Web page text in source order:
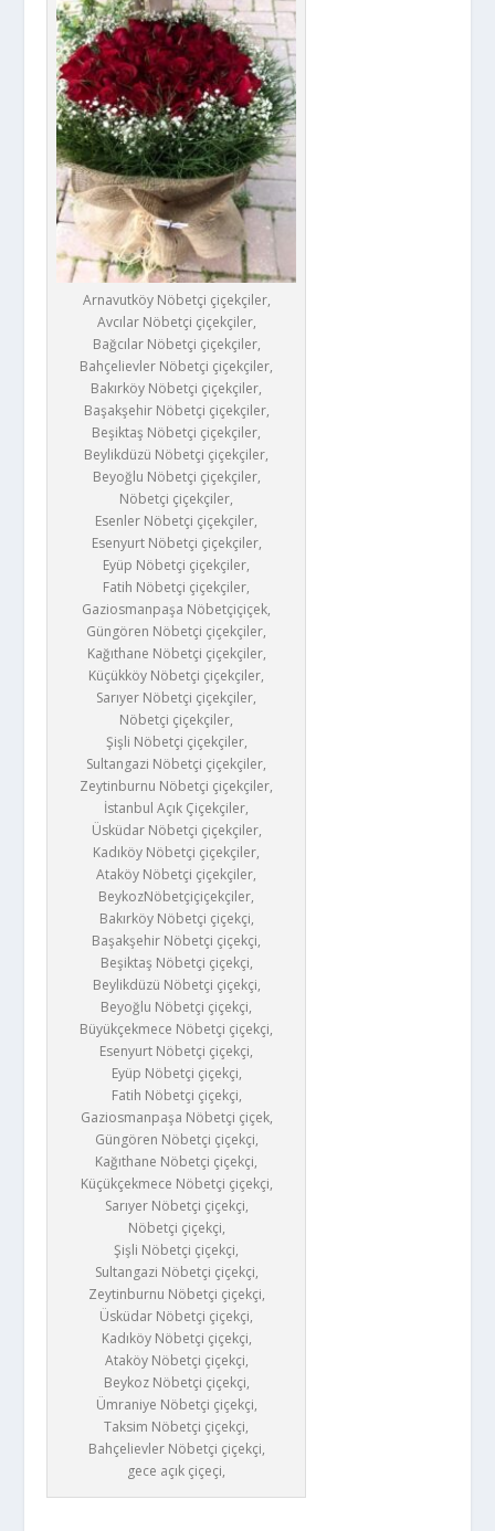
Arnavutköy Nöbetçi çiçekçiler,
Avcılar Nöbetçi çiçekçiler,
Bağcılar Nöbetçi çiçekçiler,
Bahçelievler Nöbetçi çiçekçiler,
Bakırköy Nöbetçi çiçekçiler,
Başakşehir Nöbetçi çiçekçiler,
Beşiktaş Nöbetçi çiçekçiler,
Beylikdüzü Nöbetçi çiçekçiler,
Beyoğlu Nöbetçi çiçekçiler,
Nöbetçi çiçekçiler,
Esenler Nöbetçi çiçekçiler,
Esenyurt Nöbetçi çiçekçiler,
Eyüp Nöbetçi çiçekçiler,
Fatih Nöbetçi çiçekçiler,
Gaziosmanpaşa Nöbetçiçiçek,
Güngören Nöbetçi çiçekçiler,
Kağıthane Nöbetçi çiçekçiler,
Küçükköy Nöbetçi çiçekçiler,
Sarıyer Nöbetçi çiçekçiler,
Nöbetçi çiçekçiler,
Şişli Nöbetçi çiçekçiler,
Sultangazi Nöbetçi çiçekçiler,
Zeytinburnu Nöbetçi çiçekçiler,
İstanbul Açık Çiçekçiler,
Üsküdar Nöbetçi çiçekçiler,
Kadıköy Nöbetçi çiçekçiler,
Ataköy Nöbetçi çiçekçiler,
BeykozNöbetçiçiçekçiler,
Bakırköy Nöbetçi çiçekçi,
Başakşehir Nöbetçi çiçekçi,
Beşiktaş Nöbetçi çiçekçi,
Beylikdüzü Nöbetçi çiçekçi,
Beyoğlu Nöbetçi çiçekçi,
Büyükçekmece Nöbetçi çiçekçi,
Esenyurt Nöbetçi çiçekçi,
Eyüp Nöbetçi çiçekçi,
Fatih Nöbetçi çiçekçi,
Gaziosmanpaşa Nöbetçi çiçek,
Güngören Nöbetçi çiçekçi,
Kağıthane Nöbetçi çiçekçi,
Küçükçekmece Nöbetçi çiçekçi,
Sarıyer Nöbetçi çiçekçi,
Nöbetçi çiçekçi,
Şişli Nöbetçi çiçekçi,
Sultangazi Nöbetçi çiçekçi,
Zeytinburnu Nöbetçi çiçekçi,
Üsküdar Nöbetçi çiçekçi,
Kadıköy Nöbetçi çiçekçi,
Ataköy Nöbetçi çiçekçi,
Beykoz Nöbetçi çiçekçi,
Ümraniye Nöbetçi çiçekçi,
Taksim Nöbetçi çiçekçi,
Bahçelievler Nöbetçi çiçekçi,
gece açık çiçeçi,